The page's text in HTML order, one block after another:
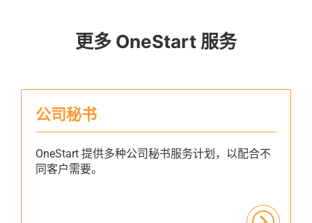
更多 OneStart 服务
公司秘书
OneStart 提供多种公司秘书服务计划，以配合不
同客户需要。